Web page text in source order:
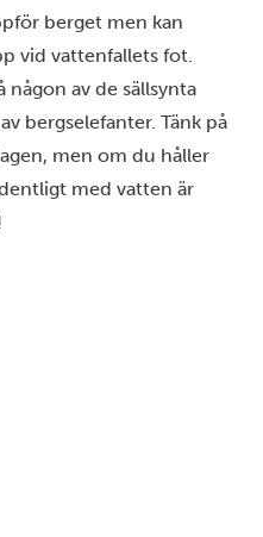
berget men kan
vid vattenfallets fot.
någon av de sällsynta
bergselefanter. Tänk på
men om du håller
med vatten är